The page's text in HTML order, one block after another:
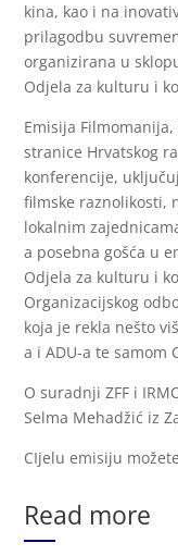
kina, kao i na
prilagodbu
organizirana u
Odjela za kulturu i
Emisija
stranice Hrvatskog
konferencije,
filmske raznolikosti,
lokalnim
a posebna gošća u
Odjela za kulturu i
Organizacijskog
koja je rekla nešto
a i ADU-a te samom
O suradnji ZFF i
Selma Mehadžić iz
CIjelu emisiju
Read more